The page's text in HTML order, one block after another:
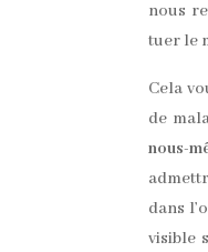
nous
tuer le
Cela
de
nous-
dans
visible